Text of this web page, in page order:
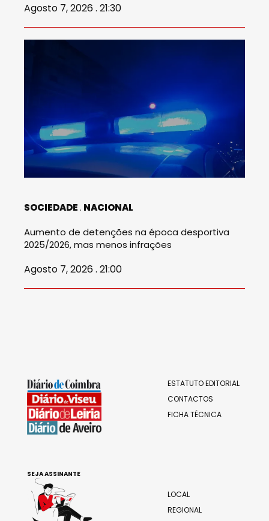
Agosto 7, 2026 . 21:30
SOCIEDADE NACIONAL
Aumento de detenções na época desportiva
2025/2026, mas menos infrações
Agosto 7, 2026 . 21:00
ESTATUTO EDITORIAL
CONTACTOS
FICHA TÉCNICA
LOCAL
REGIONAL
SEJA ASSINANTE